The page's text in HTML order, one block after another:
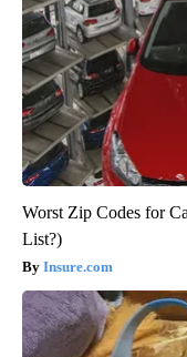
Worst Zip Codes for
List?)
Insure.com